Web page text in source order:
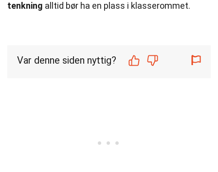
tenkning alltid bør ha en plass i klasserommet.
Var denne siden nyttig?